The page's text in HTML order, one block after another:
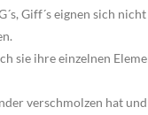
Giff´s eignen sich
sie ihre einzelnen
verschmolzen hat